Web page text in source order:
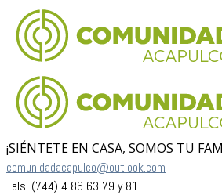
¡SIÉNTETE EN CASA, SOMOS TU
comunidadacapulco@outlook.com
Tels. (744) 4 86 63 79 y 81